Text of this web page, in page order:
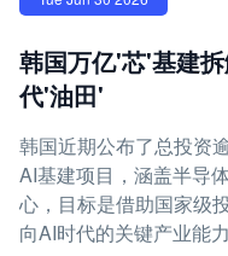
韩国万亿'芯'基建
代'油田'
韩国近期公布了总投资
AI基建项目，涵盖半导
心，目标是借助国家级
向AI时代的关键产业能力